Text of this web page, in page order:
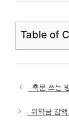
Table of
축문 쓰는
위약금 감